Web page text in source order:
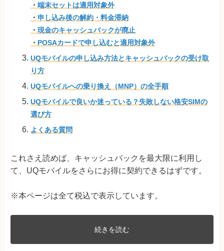
・ 端末セットは適用対象外
・ 申し込み後の解約・料金滞納
・ 現金のキャッシュバックが廃止
・ POSAカードで申し込むと適用対象外
UQモバイルの申し込み方法とキャッシュバックの受け取
り方
UQモバイルへの乗り換え（MNP）の全手順
UQモバイルで良いか迷っている？失敗しない格安SIMの
選び方
よくある質問
これさえ読めば、キャッシュバックを最大限に利用し
て、UQモバイルをさらにお得に契約できるはずです。
※本ページは全て税込で表示しています。
続きを読む